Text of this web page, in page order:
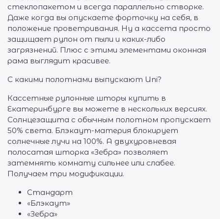
стеклопакетом и всегда параллельно створке.
Даже когда вы опускаете форточку на себя, в
положение проветривания. Ну а кассета просто
защищает рулон от пыли и каких-либо
загрязнений. Плюс с этими элементами оконная
рама выглядит красивее.
С какими полотнами выпускают Uni?
Кассетные рулонные шторы купить в
Екатеринбурге вы можете в нескольких версиях.
Солнцезащита с обычным полотном пропускает
50% света. Блэкаут-материя блокирует
солнечные лучи на 100%. А двухуровневая
полосатая шторка «Зебра» позволяет
затемнять комнату сильнее или слабее.
Получаем три модификации.
Стандарт
«Блэкаут»
«Зебра»